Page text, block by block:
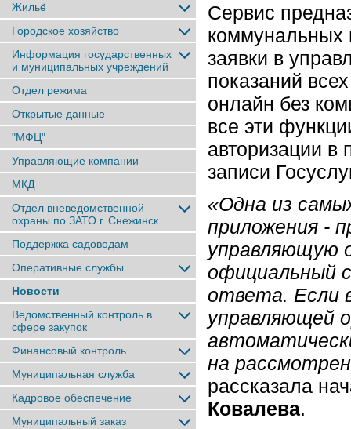
Жильё
Городское хозяйство
Информация государственных
и муниципальных учреждений
Отдел режима
Открытые данные
"МФЦ"
Управляющие компании
МКД
Отдел вневедомственной
охраны по ЗАТО г. Снежинск
Поддержка садоводам
Оперативные службы
Новости
Ведомственный контроль в
сфере закупок
Финансовый контроль
Муниципальная служба
Кадровое обеспечение
Муниципальный заказ
Сервис
коммунальных
заявки в
показаний
онлайн без
все эти
авторизации
записи
«Одна из
приложения -
управляющую
официальный
ответа. Если
управляющей
на
рассказала
Ковалева.